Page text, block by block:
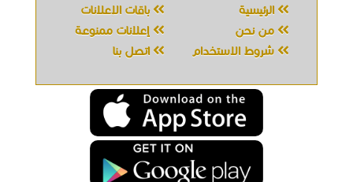
الرئيسية
باقات الإعلانات
من نحن
إعلانات ممنوعة
شروط الاستخدام
اتصل بنا